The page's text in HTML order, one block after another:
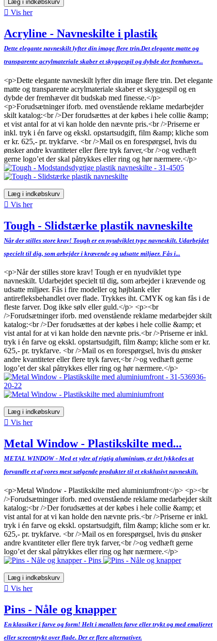
Læg i indkøbskurv
 Vis her
Acryline - Navneskilte i plastik
Dette elegante navneskilt lyfter din image flere trin.Det elegante matte og
transparente acrylmateriale skaber et skyggespil og dybde der fremhæver...
<p>Dette elegante navneskilt lyfter din image flere trin. Det elegante
matte og transparente acrylmateriale skaber et skyggespil og en
dybde der fremhæver dit budskab med finesse.</p>
<p>Forudsætninger iforb. med ovenstående reklame medarbejder
skilt katalog:<br />Der forudsættes at der købes i hele collie &amp;
et vist antal for at vi kan holde den nævnte pris.<br />Priserne er
inkl. tryk i én farve og ekskl. opstartsudgift, film &amp; kliche som
er kr. 625,- pr. trykfarve. <br />Mail os en forespørgsel, hvis du
ønsker andre kvantiteter eller flere tryk farver,<br />og vedhæft
gerne logo’et der skal påtrykkes eller ring og hør nærmere.</p>
Læg i indkøbskurv
 Vis her
Tough - Slidstærke plastik navneskilte
Når der stilles store krav! Tough er en nyudviklet type navneskilt. Udarbejdet
specielt til dig, som arbejder i krævende og udsatte miljøer. Fås i...
<p>Når der stilles store krav! Tough er en nyudviklet type
navneskilt. Udarbejdet specielt til dig, som arbejder i krævende og
udsatte miljøer. Fås i fire modeller og højblank eller
antirefleksbehandlet over flade. Trykkes iht. CMYK og kan fås i de
fleste farver. Dog ikke sølv eller guld.</p> <p><br
/>Forudsætninger iforb. med ovenstående reklame medarbejder skilt
katalog:<br />Der forudsættes at der købes i hele collie &amp; et
vist antal for at vi kan holde den nævnte pris.<br />Priserne er inkl.
tryk i én farve og ekskl. opstartsudgift, film &amp; kliche som er kr.
625,- pr. trykfarve. <br />Mail os en forespørgsel, hvis du ønsker
andre kvantiteter eller flere tryk farver,<br />og vedhæft gerne
logo’et der skal påtrykkes eller ring og hør nærmere.</p>
Læg i indkøbskurv
 Vis her
Metal Window - Plastikskilte med...
METAL WINDOW - Med et ydre af rigtig aluminium, er det lykkedes at
forvandle et af vores mest sælgende produkter til et eksklusivt navneskilt.
<p>Metal Window - Plastikskilte med aluminiumfront</p> <p><br
/>Forudsætninger iforb. med ovenstående reklame medarbejder skilt
katalog:<br />Der forudsættes at der købes i hele collie &amp; et
vist antal for at vi kan holde den nævnte pris.<br />Priserne er inkl.
tryk i én farve og ekskl. opstartsudgift, film &amp; kliche som er kr.
625,- pr. trykfarve. <br />Mail os en forespørgsel, hvis du ønsker
andre kvantiteter eller flere tryk farver,<br />og vedhæft gerne
logo’et der skal påtrykkes eller ring og hør nærmere.</p>
Læg i indkøbskurv
 Vis her
Pins - Nåle og knapper
En klassiker i farve og form! Helt i metallets farve eller trykt og med emaljeret
eller screentrykt over flade. Der er flere alternativer.